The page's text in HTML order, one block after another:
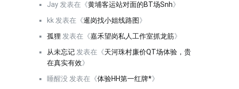
Jay 发表在《黄埔客运站对面的BT场Snh》
kk 发表在《暹岗找小姐线路图》
孤狸 发表在《嘉禾望岗私人工作室抓龙筋》
从未忘记 发表在《天河珠村廉价QT场体验，贵
在真实有效》
睡醒没 发表在《体验HH第一红牌*》